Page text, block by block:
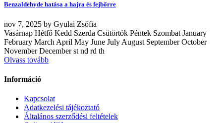
Benzaldehyde hatása a hajra és fejbőrre
nov 7, 2025 by Gyulai Zsófia
Vasárnap Hétfő Kedd Szerda Csütörtök Péntek Szombat January
February March April May June July August September October
November December st nd rd th
Olvass tovább
Információ
Kapcsolat
Adatkezelési tájékoztató
Általános szerződési feltételek